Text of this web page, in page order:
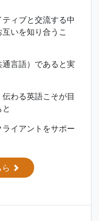
ィブと交流する中
いを知り合うこ
言語）であると実
わる英語こそが目
イアントをサポー